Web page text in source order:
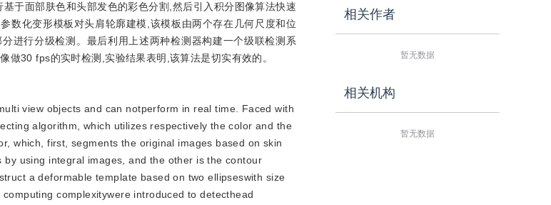
于面部肤色和头部发色的彩色分割,然后引入积分图像算法快速
数化变形模板对头肩轮廓建模,该模板由两个存在几何尺度和位
进行分级检测。最后利用上述两种检测器构建一个级联检测系
30 fps的实时检测,实验结果表明,该算法是切实有效的。
view objects and can notperform in real time. Faced with
algorithm, which utilizes respectively the color and the
which, first, segments the original images based on skin
using integral images, and the other is the contour
a deformable template based on two ellipseswith size
complexitywere introduced to detecthead
相关作者
暂无数据
相关机构
暂无数据